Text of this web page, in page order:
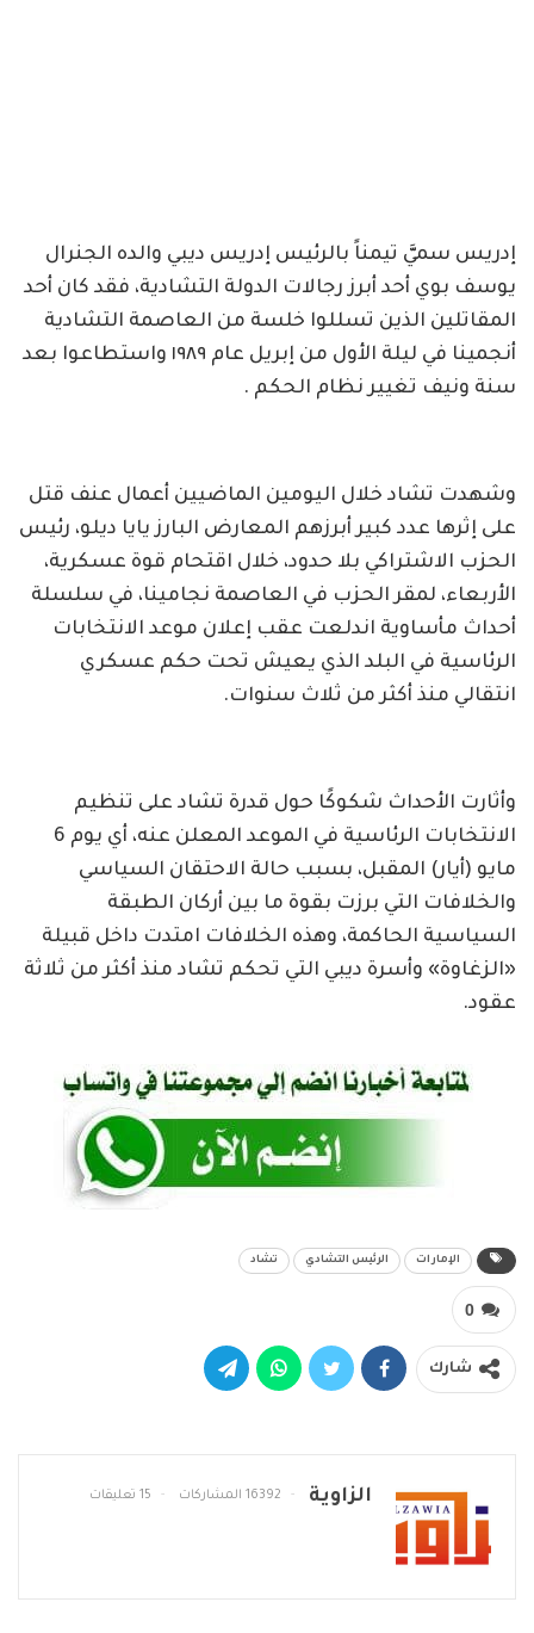
إدريس سميَّ تيمناً بالرئيس إدريس ديبي والده الجنرال
يوسف بوي أحد أبرز رجالات الدولة التشادية، فقد كان أحد
المقاتلين الذين تسللوا خلسة من العاصمة التشادية
أنجمينا في ليلة الأول من إبريل عام ١٩٨٩ واستطاعوا بعد
سنة ونيف تغيير نظام الحكم .
وشهدت تشاد خلال اليومين الماضيين أعمال عنف قتل
على إثرها عدد كبير أبرزهم المعارض البارز يايا ديلو، رئيس
الحزب الاشتراكي بلا حدود، خلال اقتحام قوة عسكرية،
الأربعاء، لمقر الحزب في العاصمة نجامينا، في سلسلة
أحداث مأساوية اندلعت عقب إعلان موعد الانتخابات
الرئاسية في البلد الذي يعيش تحت حكم عسكري
انتقالي منذ أكثر من ثلاث سنوات.
وأثارت الأحداث شكوكًا حول قدرة تشاد على تنظيم
الانتخابات الرئاسية في الموعد المعلن عنه، أي يوم 6
مايو (أيار) المقبل، بسبب حالة الاحتقان السياسي
والخلافات التي برزت بقوة ما بين أركان الطبقة
السياسية الحاكمة، وهذه الخلافات امتدت داخل قبيلة
«الزغاوة» وأسرة ديبي التي تحكم تشاد منذ أكثر من ثلاثة
عقود.
الإمارات الرئيس التشادي تشاد
0
شارك
الزاوية 16392 المشاركات 15 تعليقات